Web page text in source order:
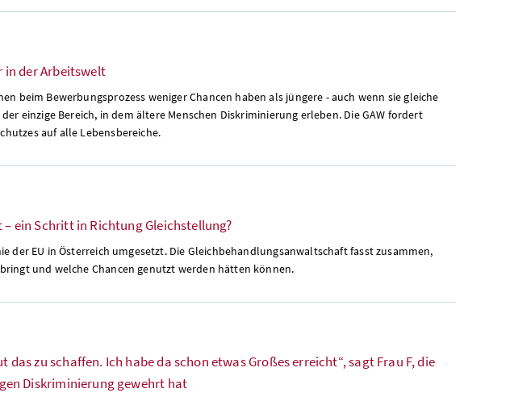
in der Arbeitswelt
beim Bewerbungsprozess weniger Chancen haben als jüngere - auch wenn sie gleiche
einzige Bereich, in dem ältere Menschen Diskriminierung erleben. Die GAW fordert
auf alle Lebensbereiche.
ein Schritt in Richtung Gleichstellung?
der EU in Österreich umgesetzt. Die Gleichbehandlungsanwaltschaft fasst zusammen,
und welche Chancen genutzt werden hätten können.
zu schaffen. Ich habe da schon etwas Großes erreicht“, sagt Frau F, die
Diskriminierung gewehrt hat